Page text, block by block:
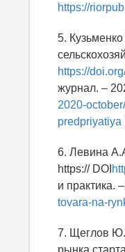
https://
5.
https://
журнал. –
2020-
predpriyatiya
6. Левина
https:// DOI
и практика.
tovara-na-
7. Щеглов
рынка